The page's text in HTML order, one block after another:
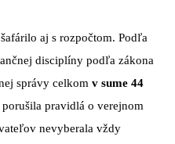
aj s rozpočtom. Podľa
disciplíny podľa zákona
správy celkom v sume 44
pravidlá o verejnom
nevyberala vždy